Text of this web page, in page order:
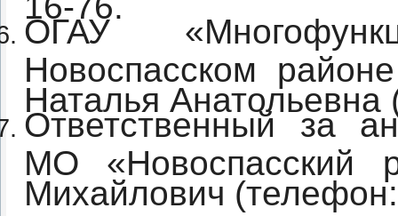
ОГАУ
Новоспасском
Наталья
Ответственный за
МО «Новоспасский
Михайлович